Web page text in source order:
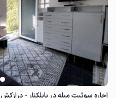
اجاره سوئیت مبله در بابلکنار - درازکش